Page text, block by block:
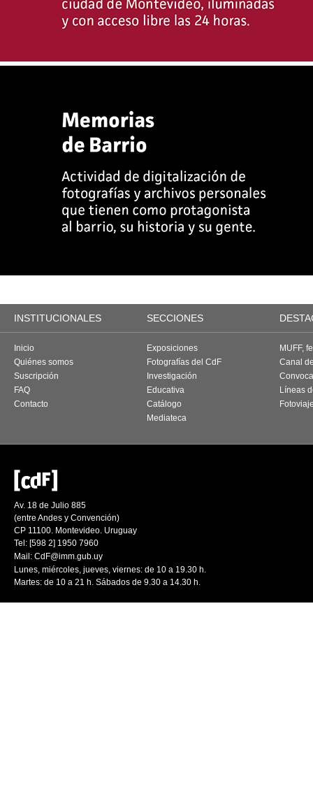
INSTITUCIONALES SECCIONES
Inicio
Quiénes somos
Suscripción
FAQ
Contacto
Exposiciones
Fotografías del CdF
Investigación
Educativa
Catálogo
Mediateca
MUFF,
Canal
Líneas
Av. 18 de Julio 885
(entre Andes y Convención)
CP 11100. Montevideo. Uruguay
Tel: [598 2] 1950 7960
Mail: CdF@imm.gub.uy
Lunes, miércoles, jueves, viernes: de 10 a 19.30 h.
Martes: de 10 a 21 h. Sábados de 9.30 a 14.30 h.